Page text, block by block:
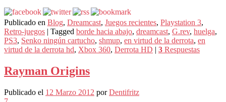
Publicado en Blog, Dreamcast, Juegos recientes, Playstation 3,
Retro-juegos
Tagged borde hacia abajo, dreamcast, G.rev, huelga,
PS3, Senko ningún cartucho, shmup, en virtud de la derrota, en
virtud de la derrota hd, Xbox 360, Derrota HD 3 Respuestas
Rayman Origins
Publicado el 12 Marzo 2012 porDentifritz